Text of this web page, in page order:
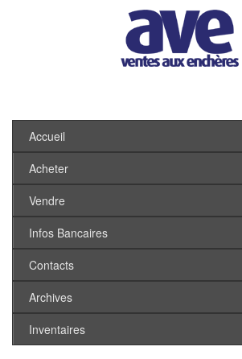
Accueil
Acheter
Vendre
Infos Bancaires
Contacts
Archives
Inventaires